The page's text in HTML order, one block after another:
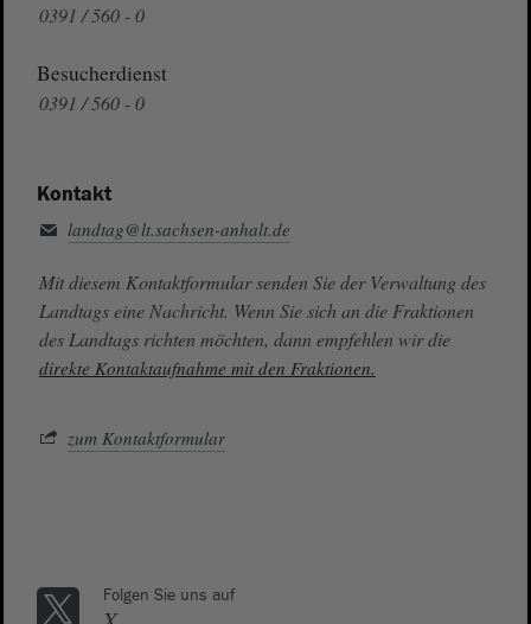
0391 / 560 - 0
Besucherdienst
0391 / 560 - 0
Kontakt
landtag@lt.sachsen-anhalt.de
Mit diesem Kontaktformular senden Sie der Verwaltung des
Landtags eine Nachricht. Wenn Sie sich an die Fraktionen
des Landtags richten möchten, dann empfehlen wir die
direkte Kontaktaufnahme mit den Fraktionen.
zum Kontaktformular
Folgen Sie uns auf